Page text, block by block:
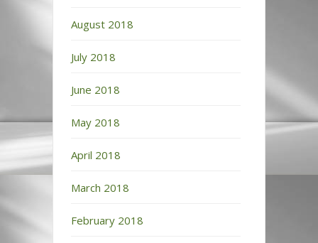
August 2018
July 2018
June 2018
May 2018
April 2018
March 2018
February 2018